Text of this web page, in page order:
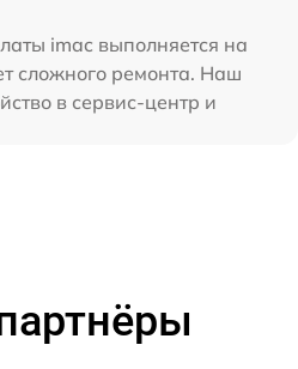
imac выполняется на
сложного ремонта. Наш
в сервис-центр и